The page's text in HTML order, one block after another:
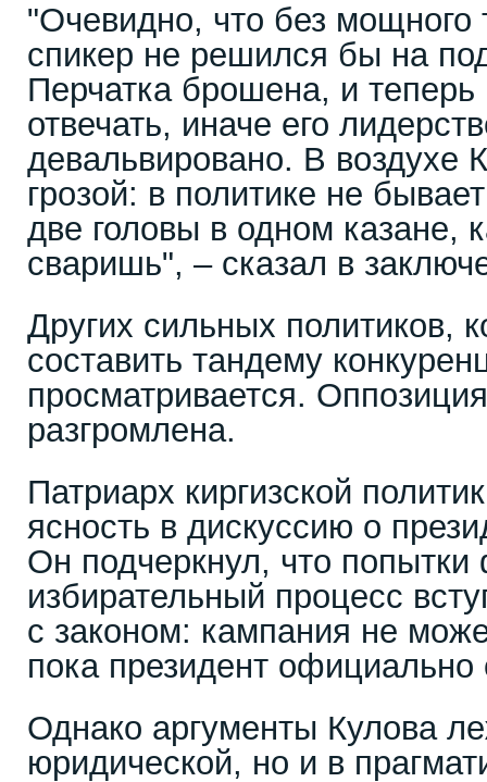
"Очевидно, что без
спикер не решился бы на
Перчатка брошена, и теперь
отвечать, иначе его
девальвировано. В воздухе
грозой: в политике не
две головы в одном казане,
сваришь", – сказал в
Других сильных политиков,
составить тандему
просматривается.
разгромлена.
Патриарх киргизской
ясность в дискуссию о
Он подчеркнул, что попытки
избирательный процесс
с законом: кампания не
пока президент официально
Однако аргументы Кулова
юридической, но и в